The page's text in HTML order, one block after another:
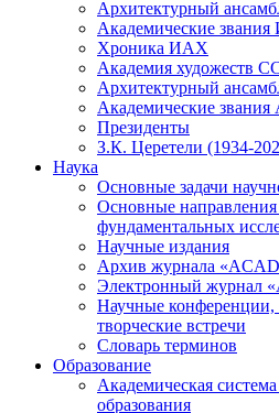
Архитектурный
Академические
Хроника ИАХ
Академия художеств
Архитектурный
Академические
Президенты
З.К. Церетели (1934-
Наука
Основные задачи
Основные
фундаментальных
Научные издания
Архив журнала
Электронный журнал
Научные конференции,
творческие встречи
Словарь терминов
Образование
Академическая
образования